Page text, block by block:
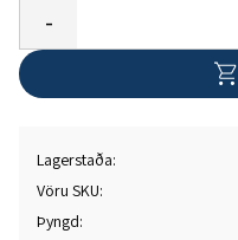
-
Lagerstaða
Vöru SKU
Þyngd